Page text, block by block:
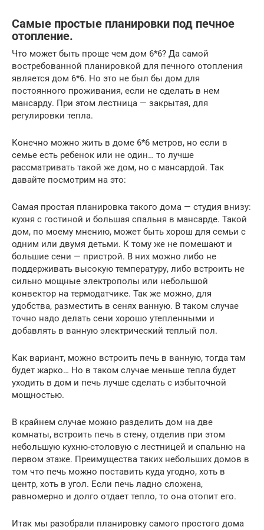
Самые простые планировки под печное
отопление.
Что может быть проще чем дом 6*6? Да самой
востребованной планировкой для печного отопления
является дом 6*6. Но это не был бы дом для
постоянного проживания, если не сделать в нем
мансарду. При этом лестница — закрытая, для
регулировки тепла.
Конечно можно жить в доме 6*6 метров, но если в
семье есть ребенок или не один… то лучше
рассматривать такой же дом, но с мансардой. Так
давайте посмотрим на это:
Самая простая планировка такого дома — студия внизу:
кухня с гостиной и большая спальня в мансарде. Такой
дом, по моему мнению, может быть хорош для семьи с
одним или двумя детьми. К тому же не помешают и
большие сени — пристрой. В них можно либо не
поддерживать высокую температуру, либо встроить не
сильно мощные электрополы или небольшой
конвектор на термодатчике. Так же можно, для
удобства, разместить в сенях ванную. В таком случае
точно надо делать сени хорошо утепленными и
добавлять в ванную электрический теплый пол.
Как вариант, можно встроить печь в ванную, тогда там
будет жарко… Но в таком случае меньше тепла будет
уходить в дом и печь лучше сделать с избыточной
мощностью.
В крайнем случае можно разделить дом на две
комнаты, встроить печь в стену, отделив при этом
небольшую кухню-столовую с лестницей и спальню на
первом этаже. Преимущества таких небольших домов в
том что печь можно поставить куда угодно, хоть в
центр, хоть в угол. Если печь ладно сложена,
равномерно и долго отдает тепло, то она отопит его.
Итак мы разобрали планировку самого простого дома